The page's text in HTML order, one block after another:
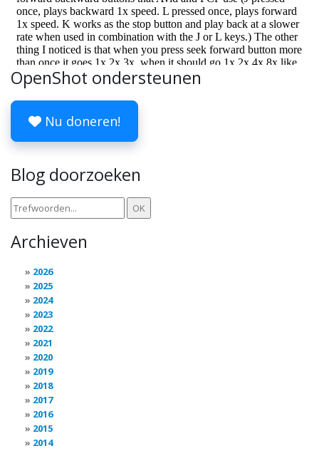
OpenShot ondersteunen
Nu doneren!
Blog doorzoeken
Archieven
2026
2025
2024
2023
2022
2021
2020
2019
2018
2017
2016
2015
2014